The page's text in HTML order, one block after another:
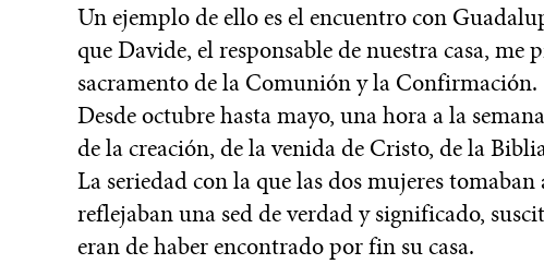
Un ejemplo de ello es el encuentro con
que Davide, el responsable de nuestra casa,
sacramento de la Comunión y la Confirmación.
Desde octubre hasta mayo, una hora a la
de la creación, de la venida de Cristo, de la
La seriedad con la que las dos mujeres
reflejaban una sed de verdad y significado,
eran de haber encontrado por fin su casa.